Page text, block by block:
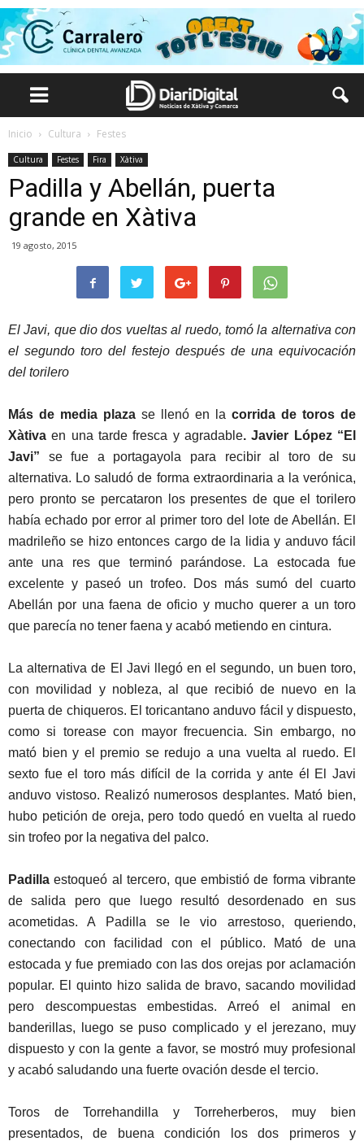
Inicio Cultura Festes
Cultura Festes Fira Xàtiva
Padilla y Abellán, puerta
grande en Xàtiva
19 agosto, 2015
El Javi, que dio dos vueltas al ruedo, tomó la alternativa con
el segundo toro del festejo después de una equivocación
del torilero
Más de media plaza se llenó en la corrida de toros de
Xàtiva en una tarde fresca y agradable. Javier López “El
Javi” se fue a portagayola para recibir al toro de su
alternativa. Lo saludó de forma extraordinaria a la verónica,
pero pronto se percataron los presentes de que el torilero
había echado por error al primer toro del lote de Abellán. El
madrileño se hizo entonces cargo de la lidia y anduvo fácil
ante una res que terminó parándose. La estocada fue
excelente y paseó un trofeo. Dos más sumó del cuarto
Abellán por una faena de oficio y mucho querer a un toro
que parecía no tener faena y acabó metiendo en cintura.
La alternativa de El Javi llegó en el segundo, un buen toro,
con movilidad y nobleza, al que recibió de nuevo en la
puerta de chiqueros. El toricantano anduvo fácil y dispuesto,
como si torease con mayor frecuencia. Sin embargo, no
mató bien y el premio se redujo a una vuelta al ruedo. El
sexto fue el toro más difícil de la corrida y ante él El Javi
anduvo vistoso. Realizó numerosos desplantes. Mató bien,
hubo petición de oreja, pero todo quedó en vuelta al ruedo
sin trofeo por la negativa del palco.
Padillaestoqueó al tercero, que embistió de forma vibrante
de salida pero que luego resultó desordenado en sus
acometidas. A Padilla se le vio arrestoso, queriendo,
conectando con facilidad con el público. Mató de una
estocada y fue premiado con las dos orejas por aclamación
popular. El quinto hizo salida de bravo, sacando movilidad
pero descompuestas embestidas. Arreó el animal en
banderillas, luego se puso complicado y el jerezano, muy
dispuesto y con la gente a favor, se mostró muy profesional
y acabó saludando una fuerte ovación desde el tercio.
Toros de Torrehandilla y Torreherberos, muy bien
presentados, de buena condición los dos primeros y